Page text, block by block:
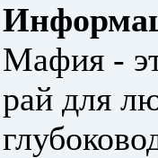
Мафия -
рай для